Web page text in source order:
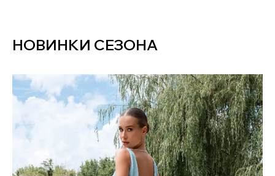
НОВИНКИ СЕЗОНА